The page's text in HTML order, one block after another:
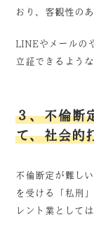
おり、客観性の
LINEやメールの
立証できるよう
３、不倫断
て、社会的
不倫断定が難し
を受ける「私刑
レント業として